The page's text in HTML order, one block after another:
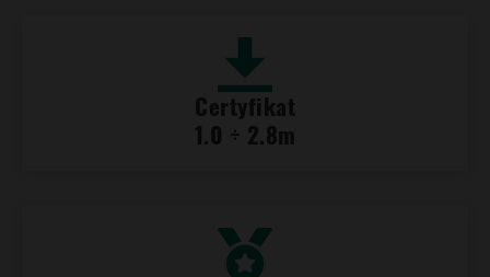
Certyfikat
1.0 ÷ 2.8m